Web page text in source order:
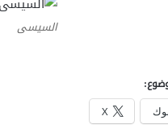
السيسى
X